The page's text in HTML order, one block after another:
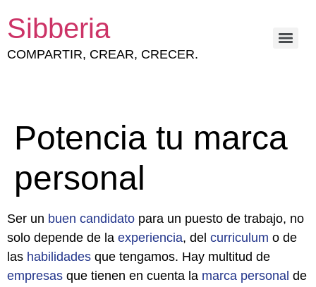
Sibberia
COMPARTIR, CREAR, CRECER.
Potencia tu marca
personal
Ser un buen candidato para un puesto de trabajo, no
solo depende de la experiencia, del curriculum o de
las habilidades que tengamos. Hay multitud de
empresas que tienen en cuenta la marca personal de